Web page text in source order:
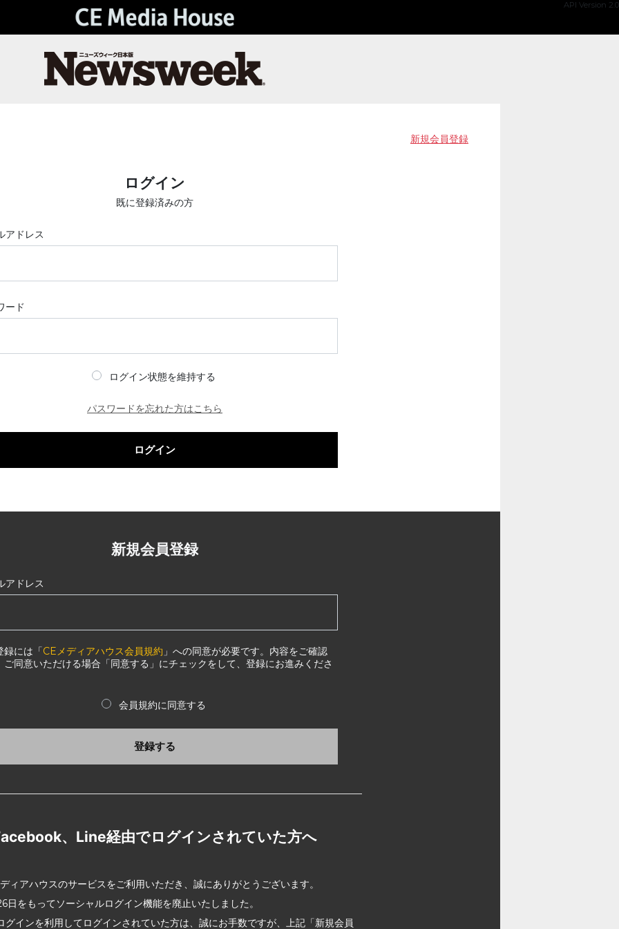
API Version 2.0
新規会員登録
ログイン
既に登録済みの方
アドレス
ード
ログイン状態を維持する
パスワードを忘れた方はこちら
ログイン
新規会員登録
アドレス
録には「CEメディアハウス会員規約 」への同意が必要です。内容をご確認
ご同意いただける場合「同意する」にチェックをして、登録にお進みくださ
会員規約に同意する
登録する
、Line経由でログインされていた方へ
ィアハウスのサービスをご利用いただき、誠にありがとうございます。
日をもってソーシャルログイン機能を廃止いたしました。
グインを利用してログインされていた方は、誠にお手数ですが、上記「新規会員